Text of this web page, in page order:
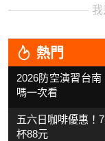
熱門
2026防空演習台
嗎一次看
五六日咖啡優惠！
杯88元